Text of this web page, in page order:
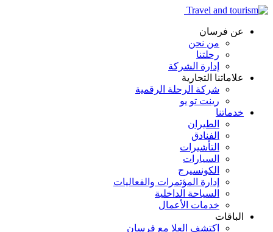
عن فرسان
من نحن
رحلتنا
إدارة الشركة
علاماتنا التجارية
شركة الرحلة الرقمية
رينت تو يو
خدماتنا
الطيران
الفنادق
التأشيرات
السيارات
الكونسيرج
إدارة المؤتمرات والفعاليات
السياحة الداخلية
خدمات الأعمال
الباقات
اكتشف العلا مع فرسان